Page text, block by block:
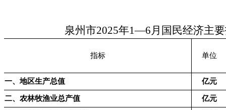
泉州市2025年1—6月国民经济主
指标 单位
一、地区生产总值 亿元
二、农林牧渔业总产值 亿元